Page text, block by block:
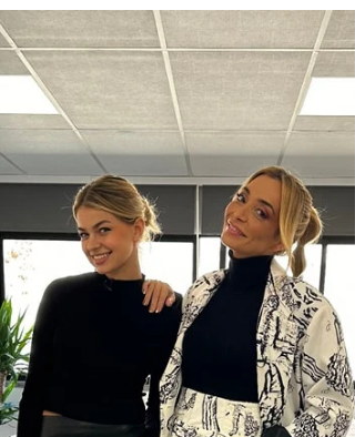
Sousa Brand
O Miss Universo 2024 marca um momento
histórico para Portugal, com Andreia Correia a
a primeira mulher negra a representar o país